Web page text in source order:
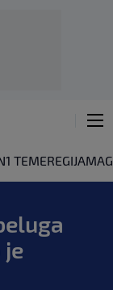
TEMEREGIJA
je